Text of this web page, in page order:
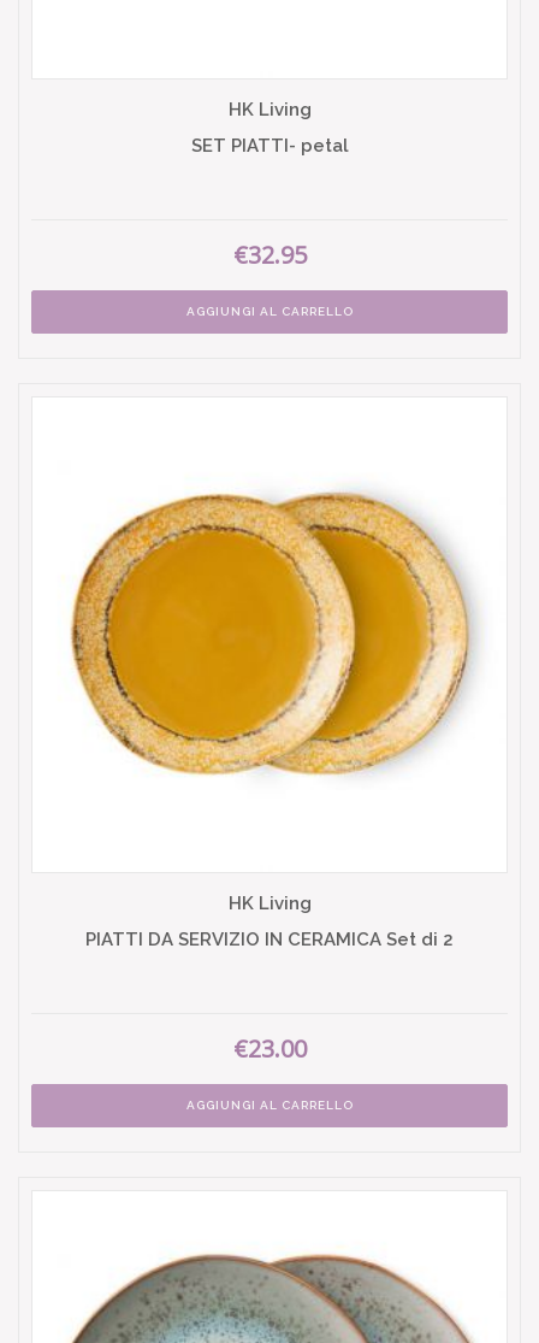
HK Living
SET PIATTI- petal
€32.95
AGGIUNGI AL CARRELLO
HK Living
PIATTI DA SERVIZIO IN CERAMICA Set di 2
€23.00
AGGIUNGI AL CARRELLO